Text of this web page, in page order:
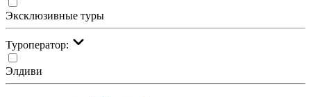
Эксклюзивные туры
Туроператор:
Элдиви